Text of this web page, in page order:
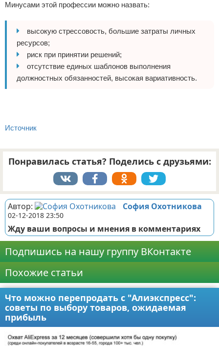
Минусами этой профессии можно назвать:
высокую стрессовость, большие затраты личных
ресурсов;
риск при принятии решений;
отсутствие единых шаблонов выполнения
должностных обязанностей, высокая вариативность.
Источник
Понравилась статья? Поделись с друзьями:
Автор: София Охотникова
02-12-2018 23:50
Жду ваши вопросы и мнения в комментариях
Подпишись на нашу группу ВКонтакте
Похожие статьи
Что можно перепродать с "Алиэкспресс":
советы по выбору товаров, ожидаемая
прибыль